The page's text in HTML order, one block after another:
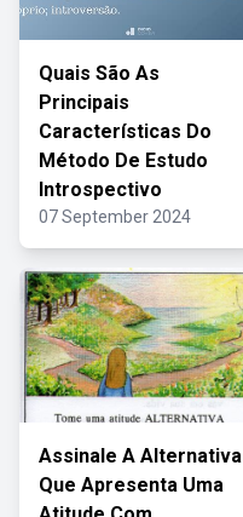
Quais São As
Principais
Características Do
Método De Estudo
Introspectivo
07 September 2024
Assinale A Alternativa
Que Apresenta Uma